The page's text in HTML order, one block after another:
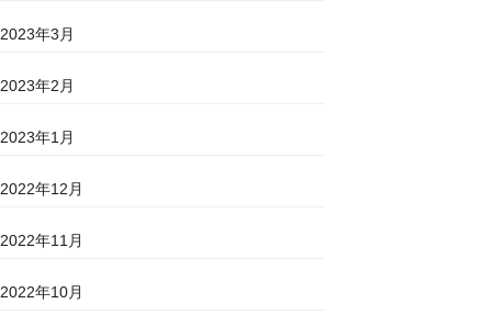
2023年3月
2023年2月
2023年1月
2022年12月
2022年11月
2022年10月